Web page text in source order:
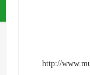
http://